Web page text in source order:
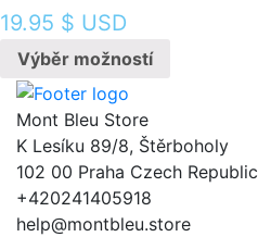
19.95 $ USD
Výběr možností
Mont Bleu Store
K Lesíku 89/8, Štěrboholy
102 00 Praha Czech Republic
+420241405918
help@montbleu.store